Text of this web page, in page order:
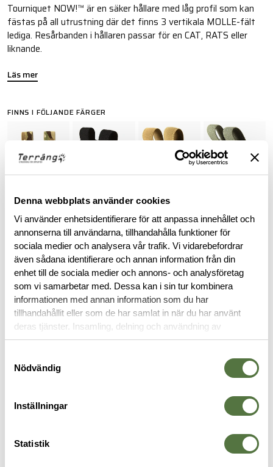
Denna webbplats använder cookies
Vi använder enhetsidentifierare för att anpassa innehållet och
annonserna till användarna, tillhandahålla funktioner för
sociala medier och analysera vår trafik. Vi vidarebefordrar
även sådana identifierare och annan information från din
enhet till de sociala medier och annons- och analysföretag
som vi samarbetar med. Dessa kan i sin tur kombinera
informationen med annan information som du har
tillhandahållit eller som de har samlat in när du har använt
deras tjänster. Insamling, delning och användning av
personuppgifter kan användas för personalisering av
Nödvändig
Inställningar
Statistik
Tourniquet NOW!™ är en säker hållare med låg profil som kan
fästas på all utrustning där det finns 3 vertikala MOLLE-fält
lediga. Resårbanden i hållaren passar för en CAT, RATS eller
liknande.
Läs mer
FINNS I FÖLJANDE FÄRGER
BESKRIVNING
RECENSIONER
OM VARUMÄRKET
FICKOR & HÅLLARE